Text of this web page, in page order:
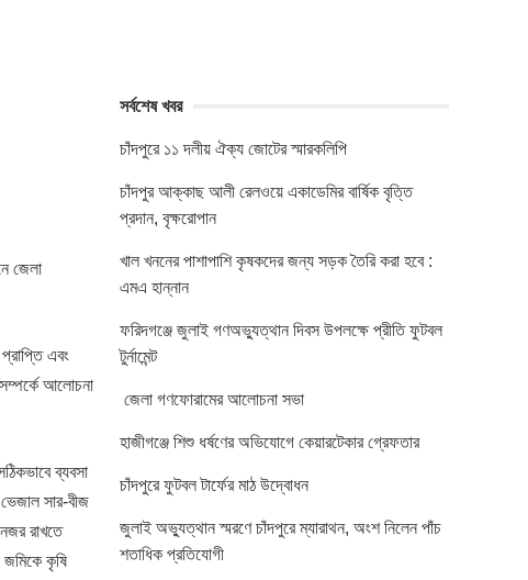
জেলা
এবং
আলোচনা
ব্যবসা
সার-বীজ
রাখতে
জমিকে কৃষি
সর্বশেষ খবর
চাঁদপুরে ১১ দলীয় ঐক্য জোটের স্মারকলিপি
চাঁদপুর আক্কাছ আলী রেলওয়ে একাডেমির বার্ষিক বৃত্তি
প্রদান, বৃক্ষরোপান
খাল খননের পাশাপাশি কৃষকদের জন্য সড়ক তৈরি করা হবে :
এমএ হান্নান
ফরিদগঞ্জে জুলাই গণঅভ্যুত্থান দিবস উপলক্ষে প্রীতি ফুটবল
টুর্নামেন্ট
জেলা গণফোরামের আলোচনা সভা
হাজীগঞ্জে শিশু ধর্ষণের অভিযোগে কেয়ারটেকার গ্রেফতার
চাঁদপুরে ফুটবল টার্ফের মাঠ উদ্বোধন
জুলাই অভ্যুত্থান স্মরণে চাঁদপুরে ম্যারাথন, অংশ নিলেন পাঁচ
শতাধিক প্রতিযোগী